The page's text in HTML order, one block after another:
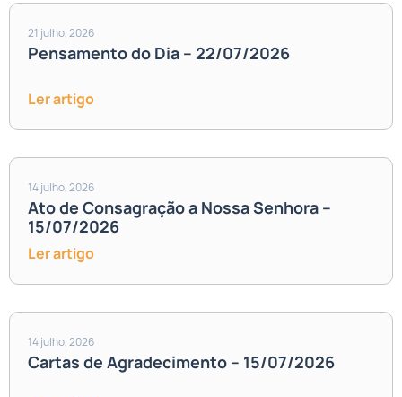
21 julho, 2026
Pensamento do Dia – 22/07/2026
Ler artigo
14 julho, 2026
Ato de Consagração a Nossa Senhora –
15/07/2026
Ler artigo
14 julho, 2026
Cartas de Agradecimento – 15/07/2026